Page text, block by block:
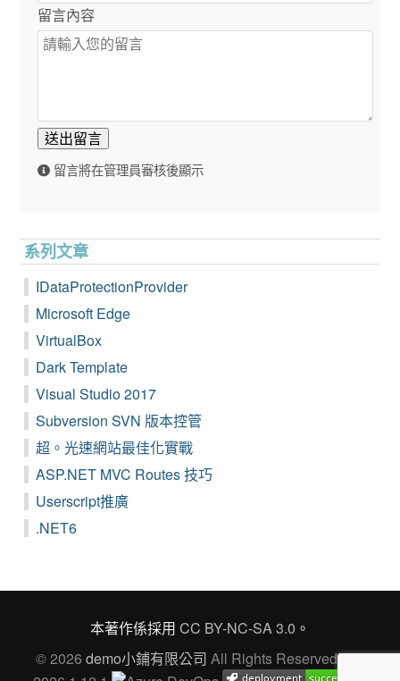
留言內容
送出留言
留言將在管理員審核後顯示
系列文章
IDataProtectionProvider
Microsoft Edge
VirtualBox
Dark Template
Visual Studio 2017
Subversion SVN 版本控管
超。光速網站最佳化實戰
ASP.NET MVC Routes 技巧
Userscript推廣
.NET6
本著作係採用 CC BY-NC-SA 3.0 。
© 2026 demo小鋪有限公司 All Rights Reserved Ver.